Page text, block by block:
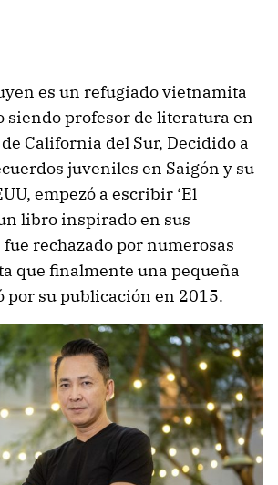
es un refugiado vietnamita
siendo profesor de literatura en
California del Sur, Decidido a
juveniles en Saigón y su
empezó a escribir ‘El
libro inspirado en sus
rechazado por numerosas
que finalmente una pequeña
por su publicación en 2015.